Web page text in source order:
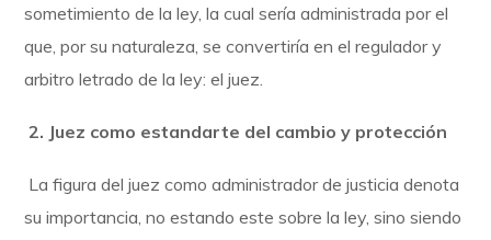
sometimiento de la ley, la cual sería administrada por el
que, por su naturaleza, se convertiría en el regulador y
arbitro letrado de la ley: el juez.
2. Juez como estandarte del cambio y protección
La figura del juez como administrador de justicia denota
su importancia, no estando este sobre la ley, sino siendo